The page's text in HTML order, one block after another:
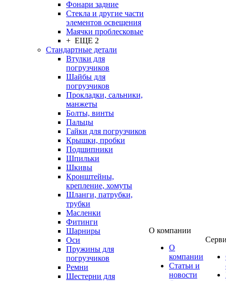
Фонари задние
Стекла и другие части
элементов освещения
Маячки проблесковые
+ ЕЩЕ 2
Стандартные детали
Втулки для
погрузчиков
Шайбы для
погрузчиков
Прокладки, сальники,
манжеты
Болты, винты
Пальцы
Гайки для погрузчиков
Крышки, пробки
Подшипники
Шпильки
Шкивы
Кронштейны,
крепление, хомуты
Шланги, патрубки,
трубки
Масленки
Фитинги
Шарниры
Оси
Пружины для
погрузчиков
Ремни
Шестерни для
О компании
О
компании
Статьи и
новости